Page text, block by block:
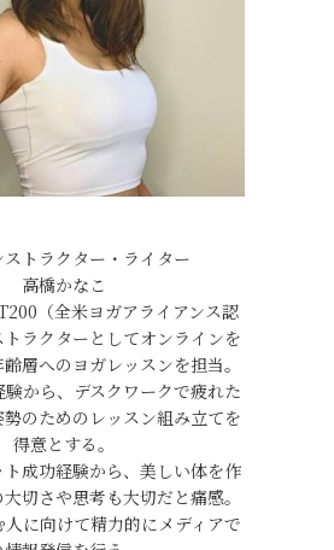
ストラクター・ライター
高橋かなこ
（全米ヨガアライアンス認
ラクターとしてオンラインを
層へのヨガレッスンを担当。
から、デスクワークで疲れた
のためのレッスン組み立てを
得意とする。
ト成功経験から、美しい体を作
切さや思考も大切だと痛感。
人に向けて精力的にメディアで